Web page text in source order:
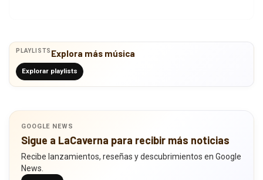
PLAYLISTS Explora más música
Explorar playlists
GOOGLE NEWS
Sigue a LaCaverna para recibir más noticias
Recibe lanzamientos, reseñas y descubrimientos en Google
News.